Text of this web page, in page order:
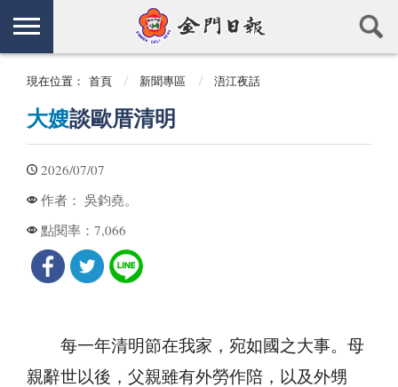
現在位置： 首頁 新聞專區 浯江夜話
大嫂談歐厝清明
2026/07/07
作者： 吳鈞堯。
點閱率： 7,066
每一年清明節在我家，宛如國之大事。母
親辭世以後，父親雖有外勞作陪，以及外甥